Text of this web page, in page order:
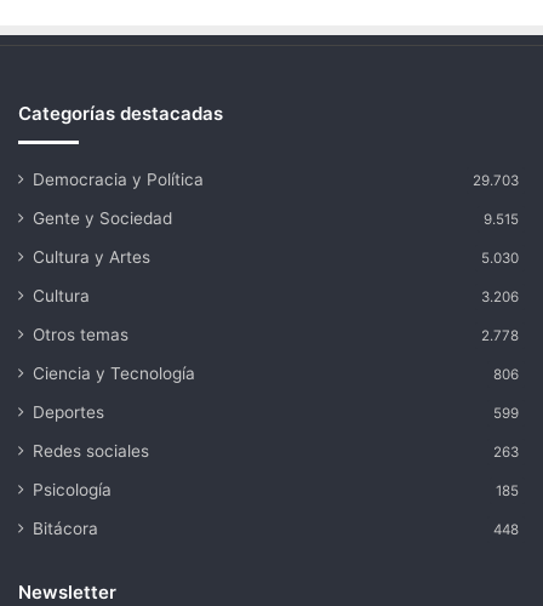
Categorías destacadas
Democracia y Política 29.703
Gente y Sociedad 9.515
Cultura y Artes 5.030
Cultura 3.206
Otros temas 2.778
Ciencia y Tecnología 806
Deportes 599
Redes sociales 263
Psicología 185
Bitácora 448
Newsletter